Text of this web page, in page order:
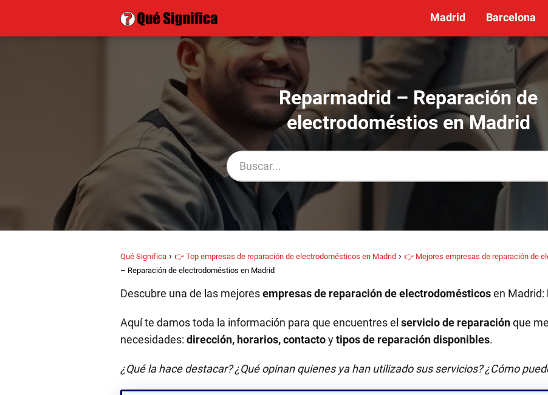
Madrid Barcelona
Reparmadrid – Reparación de
electrodoméstios en Madrid
Qué Significa 👉 Top empresas de reparación de electrodomésticos en Madrid 👉 Mejores empresas de reparación de
– Reparación de electrodoméstios en Madrid
Descubre una de las mejoresempresas de reparación de electrodomésticosen Madrid:
Aquí te damos toda la información para que encuentres el servicio de reparaciónque
necesidades: dirección, horarios, contactoytipos de reparación disponibles.
¿Qué la hace destacar? ¿Qué opinan quienes ya han utilizado sus servicios? ¿Cómo